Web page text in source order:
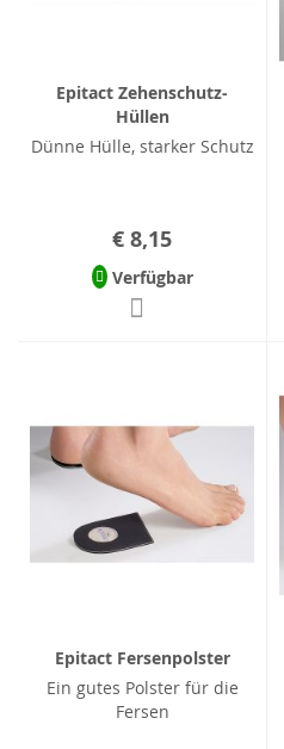
Epitact Zehenschutz-
Hüllen
Dünne Hülle, starker Schutz
€ 8,15
Verfügbar
Epitact Fersenpolster
Ein gutes Polster für die
Fersen